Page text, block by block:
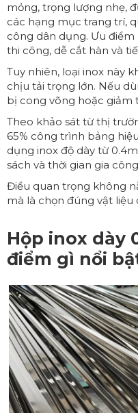
mỏng, trọng lượng nhẹ,
các hạng mục trang trí,
công dân dụng. Ưu
thi công, dễ cắt hàn và
Tuy nhiên, loại inox này
chịu tải trọng lớn. Nếu
bị cong võng hoặc giảm
Theo khảo sát từ thị
65% công trình bảng
dụng inox độ dày từ
sách và thời gian gia
Điều quan trọng không
mà là chọn đúng vật
Hộp inox dày
điểm gì nổi